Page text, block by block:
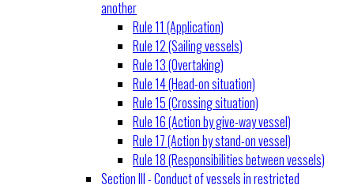
another
Rule 11 (Application)
Rule 12 (Sailing vessels)
Rule 13 (Overtaking)
Rule 14 (Head-on situation)
Rule 15 (Crossing situation)
Rule 16 (Action by give-way vessel)
Rule 17 (Action by stand-on vessel)
Rule 18 (Responsibilities between vessels)
Section III - Conduct of vessels in restricted